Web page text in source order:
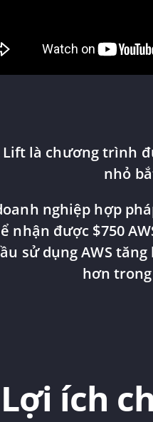
Lift là chương trình
nhỏ
nghiệp hợp
nhận được $750
sử dụng AWS
hơn
Lợi ích